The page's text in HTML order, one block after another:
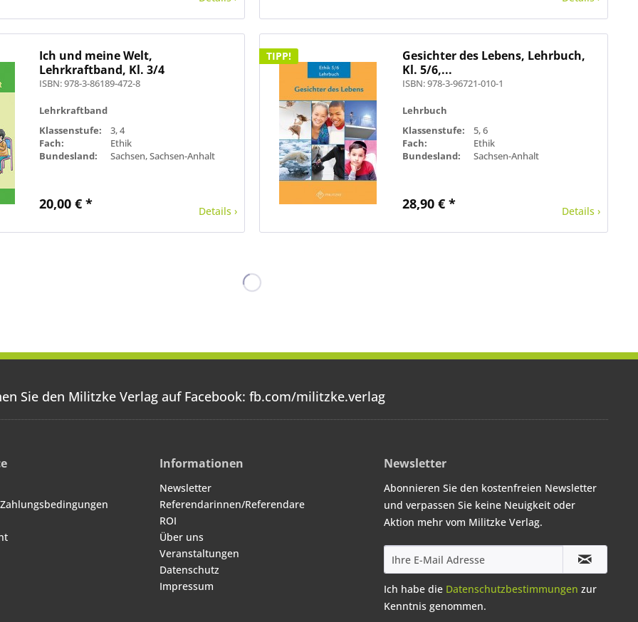
Ich und meine Welt,
Lehrkraftband, Kl. 3/4
ISBN: 978-3-86189-472-8
Lehrkraftband
Klassenstufe:
3, 4
Fach:
Ethik
Bundesland:
Sachsen, Sachsen-Anhalt
20,00 € * Details ›
TIPP!
Gesichter des Lebens, Lehrbuch,
Kl. 5/6,...
ISBN: 978-3-96721-010-1
Lehrbuch
Klassenstufe:
5, 6
Fach:
Ethik
Bundesland:
Sachsen-Anhalt
28,90 € * Details ›
Sie den Militzke Verlag auf Facebook: fb.com/militzke.verlag
Informationen
Newsletter
Referendarinnen/Referendare
ROI
Über uns
Veranstaltungen
Datenschutz
Impressum
Newsletter
Abonnieren Sie den kostenfreien Newsletter
und verpassen Sie keine Neuigkeit oder
Aktion mehr vom Militzke Verlag.
Ich habe die Datenschutzbestimmungen zur
Kenntnis genommen.